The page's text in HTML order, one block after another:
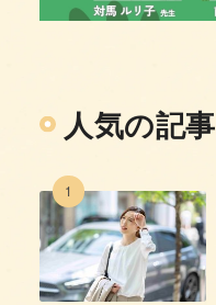
人気の記事
1